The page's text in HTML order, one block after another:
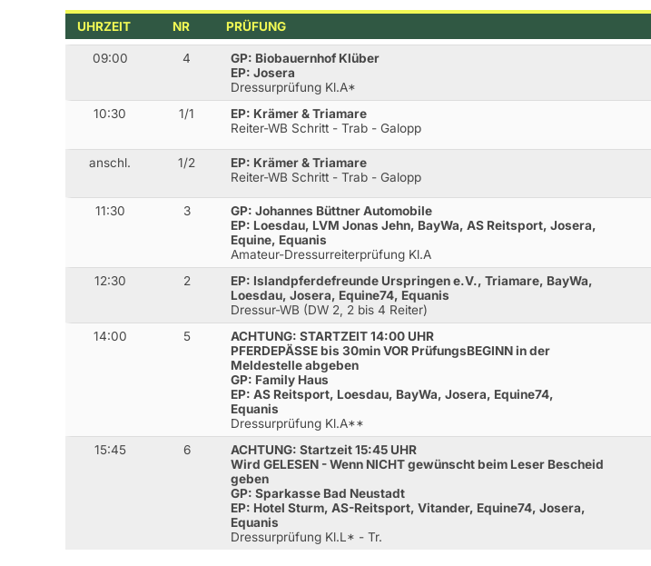
UHRZEIT NR PRÜFUNG
09:00 4
GP: Biobauernhof Klüber
EP: Josera
Dressurprüfung Kl.A*
10:30 1/1
EP: Krämer & Triamare
Reiter-WB Schritt - Trab - Galopp
anschl. 1/2
EP: Krämer & Triamare
Reiter-WB Schritt - Trab - Galopp
11:30 3
GP: Johannes Büttner Automobile
EP: Loesdau, LVM Jonas Jehn, BayWa, AS Reitsport, Josera,
Equine, Equanis
Amateur-Dressurreiterprüfung Kl.A
12:30 2
EP: Islandpferdefreunde Urspringen e.V., Triamare, BayWa,
Loesdau, Josera, Equine74, Equanis
Dressur-WB (DW 2, 2 bis 4 Reiter)
14:00 5
ACHTUNG: STARTZEIT 14:00 UHR
PFERDEPÄSSE bis 30min VOR PrüfungsBEGINN in der
Meldestelle abgeben
GP: Family Haus
EP: AS Reitsport, Loesdau, BayWa, Josera, Equine74,
Equanis
Dressurprüfung Kl.A**
15:45 6
ACHTUNG: Startzeit 15:45 UHR
Wird GELESEN - Wenn NICHT gewünscht beim Leser Bescheid
geben
GP: Sparkasse Bad Neustadt
EP: Hotel Sturm, AS-Reitsport, Vitander, Equine74, Josera,
Equanis
Dressurprüfung Kl.L* - Tr.